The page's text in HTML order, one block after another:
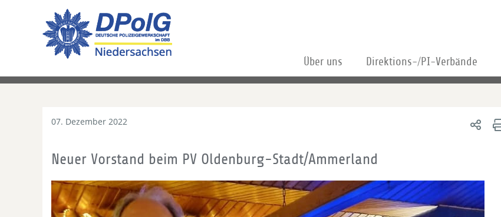
Über uns Direktions-/PI-Verbände
07. Dezember 2022
Neuer Vorstand beim PV Oldenburg-Stadt/Ammerland